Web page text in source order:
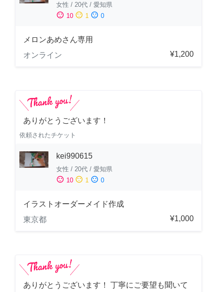
女性 / 20代 / 愛知県
sentiment_satisfied 10 sentiment_neutral 1 sentiment_dissatisfied 0
メロンあめさん専用
オンライン
¥1,200
ありがとうございます！
依頼されたチケット
kei990615
女性 / 20代 / 愛知県
sentiment_satisfied 10 sentiment_neutral 1 sentiment_dissatisfied 0
イラストオーダーメイド作成
東京都
¥1,000
ありがとうございます！ 丁寧にご要望も聞いて